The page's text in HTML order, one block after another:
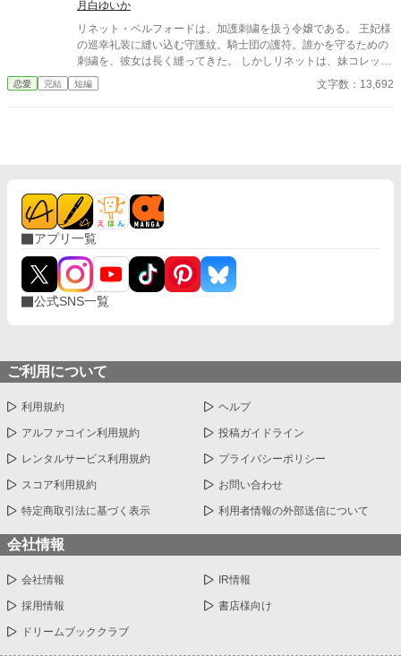
アの正式監査のもと、寵姫の発明書類に欠けた安全手順と、王太
子の私情による功績横取りが公的に明らかになっていく。 婚約者
として黙ることも、責任だけを押しつけられることも、もうしな
い。 これは、奪われかけた署名と功績を取り戻し、王都を守る結
界技師として自分の名で未来を選ぶ令嬢の物語。
月白ゆいか
リネット・ベルフォードは、加護刺繍を扱う令嬢である。 王妃様
の巡幸礼装に縫い込む守護紋。騎士団の護符。誰かを守るための
刺繍を、彼女は長く縫ってきた。 しかしリネットは、妹コレット
に婚約者セドリックを奪われる。さらに家族から沈黙を強いられ
たまま、王妃様の御前へ連れて行かれた。 そこでコレットが差し
なたの作品だと言うのなら、どうぞ、御前で続きを縫っていただ
きましょう」 妹の手元で加護糸が死んだ時、王妃様も、近衛騎士
団長ノアも、真の縫い手に気づき始める。 婚約者を取り戻すため
ではない。 自分の技術と名誉、そして王妃様の安全を守るため
に、リネットは針を取る。
恋愛 完結 短編 文字数：13,692
アプリ一覧
公式SNS一覧
ご利用について
利用規約 ヘルプ
アルファコイン利用規約 投稿ガイドライン
レンタルサービス利用規約 プライバシーポリシー
スコア利用規約 お問い合わせ
特定商取引法に基づく表示 利用者情報の外部送信について
会社情報
会社情報 IR情報
採用情報 書店様向け
ドリームブッククラブ